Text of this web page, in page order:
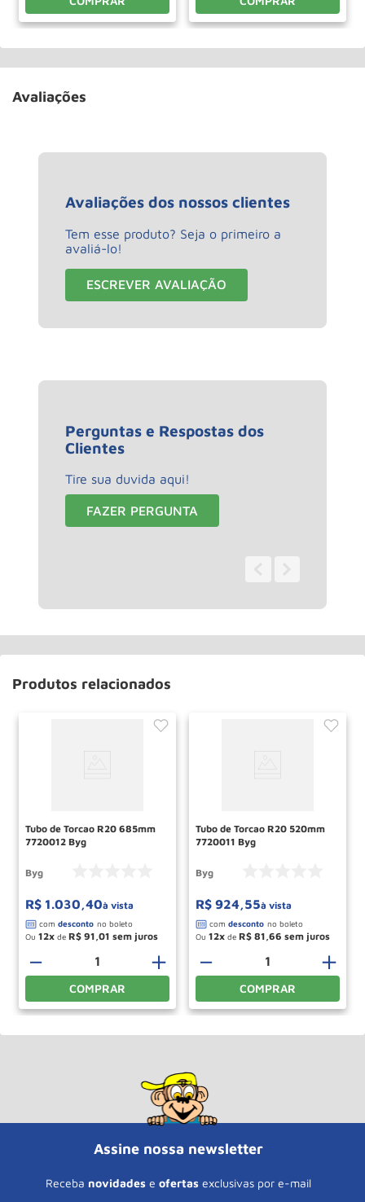
Avaliações
Avaliações dos nossos clientes
Tem esse produto? Seja o primeiro a
avaliá-lo!
ESCREVER AVALIAÇÃO
Perguntas e Respostas dos
Clientes
Tire sua duvida aqui!
FAZER PERGUNTA
Produtos relacionados
Tubo de Torcao R20 685mm
7720012 Byg
Byg
R$ 1.030,40à vista
Ou 12 de R$ 91,01
＋
－
COMPRAR
Tubo de Torcao R20 520mm
7720011 Byg
Byg
R$ 924,55à vista
Ou 12 de R$ 81,66
＋
－
COMPRAR
Assine nossa newsletter
Receba novidades e ofertas exclusivas por e-mail